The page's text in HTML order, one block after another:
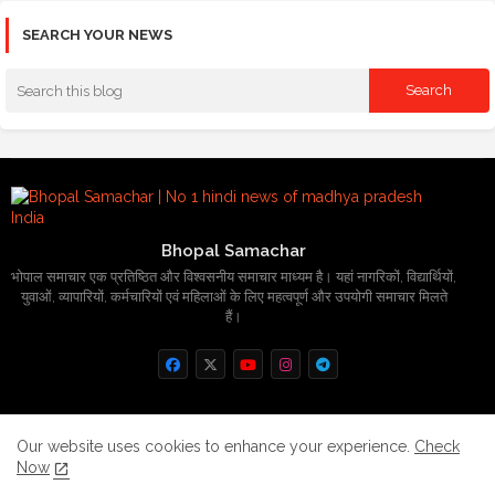
SEARCH YOUR NEWS
Bhopal Samachar
भोपाल समाचार एक प्रतिष्ठित और विश्वसनीय समाचार माध्यम है। यहां नागरिकों, विद्यार्थियों,
युवाओं, व्यापारियों, कर्मचारियों एवं महिलाओं के लिए महत्वपूर्ण और उपयोगी समाचार मिलते
हैं।
Home About Contact us
Privacy Policy
Our website uses cookies to enhance your experience. Check
Now